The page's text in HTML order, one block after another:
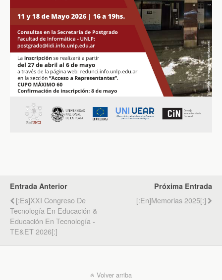
Entrada Anterior
[:es]XXI Congreso De
Tecnología En Educación &
Educación En Tecnología -
TE&ET 2026[:]
Próxima Entrada
[:en]Memorias 2025[:]
Volver arriba